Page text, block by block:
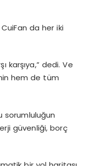
da her iki
karşıya,” dedi. Ve
hem de tüm
sorumluluğun
güvenliği, borç